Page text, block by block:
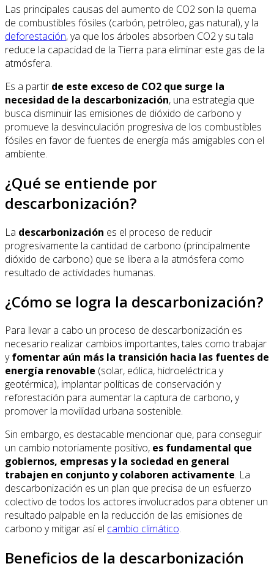
Las principales causas del aumento de CO2 son la quema
de combustibles fósiles (carbón, petróleo, gas natural), y la
deforestación, ya que los árboles absorben CO2 y su tala
reduce la capacidad de la Tierra para eliminar este gas de la
atmósfera.
Es a partir de este exceso de CO2 que surge la
necesidad de la descarbonización, una estrategia que
busca disminuir las emisiones de dióxido de carbono y
promueve la desvinculación progresiva de los combustibles
fósiles en favor de fuentes de energía más amigables con el
ambiente.
¿Qué se entiende por
descarbonización?
La descarbonización es el proceso de reducir
progresivamente la cantidad de carbono (principalmente
dióxido de carbono) que se libera a la atmósfera como
resultado de actividades humanas.
¿Cómo se logra la descarbonización?
Para llevar a cabo un proceso de descarbonización es
necesario realizar cambios importantes, tales como trabajar
yfomentar aún más la transición hacia las fuentes de
energía renovable (solar, eólica, hidroeléctrica y
geotérmica), implantar políticas de conservación y
reforestación para aumentar la captura de carbono, y
promover la movilidad urbana sostenible.
Sin embargo, es destacable mencionar que, para conseguir
un cambio notoriamente positivo, es fundamental que
gobiernos, empresas y la sociedad en general
trabajen en conjunto y colaboren activamente. La
descarbonización es un plan que precisa de un esfuerzo
colectivo de todos los actores involucrados para obtener un
resultado palpable en la reducción de las emisiones de
carbono y mitigar así el cambio climático.
Beneficios de la descarbonización